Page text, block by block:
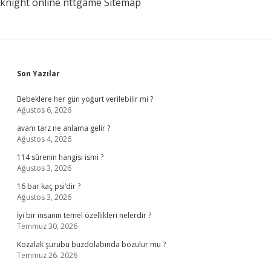
Sidebar
Son Yazılar
Bebeklere her gün yoğurt verilebilir mi ?
Ağustos 6, 2026
avam tarz ne anlama gelir ?
Ağustos 4, 2026
114 sûrenin hangisi ismi ?
Ağustos 3, 2026
16 bar kaç psi’dir ?
Ağustos 3, 2026
İyi bir insanın temel özellikleri nelerdir ?
Temmuz 30, 2026
Kozalak şurubu buzdolabında bozulur mu ?
Temmuz 26, 2026